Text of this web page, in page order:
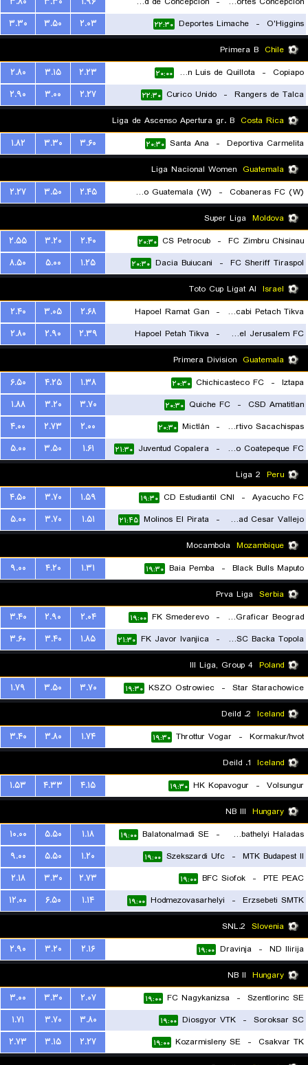
۲۰:۰۰
O'Higgins
-
Deportes Limache ۲۲:۳۰ ۲.۰۳ ۳.۵۰
۳.۳۰
Chile
Copiapo
-
San Luis de Quillota ۲۰:۰۰ ۲.۲۳ ۳.۱۵
۲.۸۰
Rangers de Talca
-
Curico Unido ۲۲:۳۰ ۲.۲۷ ۳.۰۰
۲.۹۰
Costa Rica
Deportiva Carmelita
-
Santa Ana ۲۰:۳۰ ۳.۶۰ ۳.۳۰
۱.۸۲
Guatemala
Cobaneras FC (W)
-
Deportivo Guatemala (W)
۲۰:۰۰
۲.۴۵ ۳.۵۰
۲.۲۷
Moldova
FC Zimbru Chisinau
-
CS Petrocub ۲۰:۳۰ ۲.۴۰ ۳.۲۰
۲.۵۵
FC Sheriff Tiraspol
-
Dacia Buiucani ۲۰:۳۰ ۱.۲۵ ۵.۰۰
۸.۵۰
Israel
Maccabi Petach Tikva
-
Hapoel Ramat Gan
۲۰:۳۰
۲.۶۸ ۳.۰۵
۲.۴۰
Hapoel Jerusalem FC
-
Hapoel Petah Tikva
۲۰:۳۰
۲.۳۹ ۲.۹۰
۲.۸۰
Guatemala
Iztapa
-
Chichicasteco FC ۲۰:۳۰ ۱.۳۸ ۴.۲۵
۶.۵۰
CSD Amatitlan
-
Quiche FC ۲۰:۳۰ ۳.۷۰ ۳.۲۰
۱.۸۸
CS Deportivo Sacachispas
-
Mictlán ۲۰:۳۰ ۲.۰۰ ۲.۷۳
۴.۰۰
Deportivo Coatepeque FC
-
Juventud Copalera ۲۱:۳۰ ۱.۶۱ ۳.۵۰
۵.۰۰
Peru
Ayacucho FC
-
CD Estudiantil CNI ۱۹:۳۰ ۱.۵۹ ۳.۷۰
۴.۵۰
Universidad Cesar Vallejo
-
Molinos El Pirata ۲۱:۴۵ ۱.۵۱ ۳.۷۰
۵.۰۰
Mozambique
Black Bulls Maputo
-
Baia Pemba ۱۹:۳۰ ۱.۳۱ ۴.۲۰
۹.۰۰
Serbia
FK Graficar Beograd
-
FK Smederevo ۱۹:۰۰ ۲.۰۴ ۲.۹۰
۳.۴۰
FK TSC Backa Topola
-
FK Javor Ivanjica ۲۱:۳۰ ۱.۸۵ ۳.۴۰
۳.۶۰
Poland
Star Starachowice
-
KSZO Ostrowiec ۱۹:۳۰ ۳.۷۰ ۳.۵۰
۱.۷۹
Iceland
Kormakur/hvot
-
Throttur Vogar ۱۹:۳۰ ۱.۷۴ ۳.۸۰
۳.۴۰
Iceland
Volsungur
-
HK Kopavogur ۱۹:۳۰ ۴.۱۵ ۴.۳۳
۱.۵۳
Hungary
Szombathelyi Haladas
-
Balatonalmadi SE ۱۹:۰۰ ۱.۱۸ ۵.۵۰
۱۰.۰۰
MTK Budapest II
-
Szekszardi Ufc ۱۹:۰۰ ۱.۲۰ ۵.۵۰
۹.۰۰
PTE PEAC
-
BFC Siofok ۱۹:۰۰ ۲.۷۳ ۳.۳۰
۲.۱۸
Erzsebeti SMTK
-
Hodmezovasarhelyi ۱۹:۰۰ ۱.۱۴ ۶.۵۰
۱۲.۰۰
Slovenia
ND Ilirija
-
Dravinja ۱۹:۰۰ ۲.۱۶ ۳.۲۰
۲.۹۰
Hungary
Szentlorinc SE
-
FC Nagykanizsa ۱۹:۰۰ ۲.۰۷ ۳.۳۰
۳.۰۰
Soroksar SC
-
Diosgyor VTK ۱۹:۰۰ ۳.۸۰ ۳.۷۰
۱.۷۱
Csakvar TK
-
Kozarmisleny SE ۱۹:۰۰ ۲.۲۷ ۳.۱۵
۲.۷۳